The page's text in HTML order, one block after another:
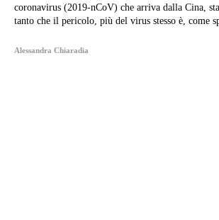
coronavirus (2019-nCoV) che arriva dalla Cina,
tanto che il pericolo, più del virus stesso è, come
Alessandra Chiaradia